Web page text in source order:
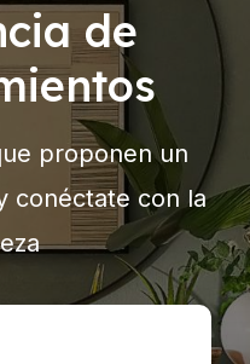
de
proponen un
conéctate con la